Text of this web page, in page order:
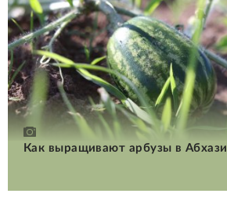
Как выращивают арбузы в